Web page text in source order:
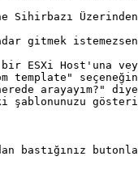
Sihirbazı Üzerinden
kadar gitmek
ESXi Host'una
template"
arayayım?"
şablonunuzu
bastığınız